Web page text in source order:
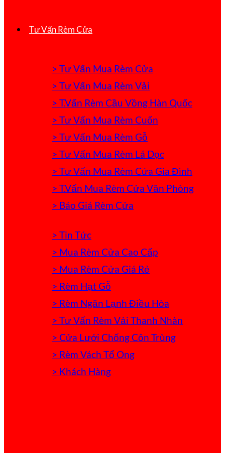
Tư Vấn Rèm Cửa
> Tư Vấn Mua Rèm Cửa
> Tư Vấn Mua Rèm Vải
> T.Vấn Rèm Cầu Vồng Hàn Quốc
> Tư Vấn Mua Rèm Cuốn
> Tư Vấn Mua Rèm Gỗ
> Tư Vấn Mua Rèm Lá Dọc
> Tư Vấn Mua Rèm Cửa Gia Đình
> T.Vấn Mua Rèm Cửa Văn Phòng
> Báo Giá Rèm Cửa
> Tin Tức
> Mua Rèm Cửa Cao Cấp
> Mua Rèm Cửa Giá Rẻ
> Rèm Hạt Gỗ
> Rèm Ngăn Lạnh Điều Hòa
> Tư Vấn Rèm Vải Thanh Nhàn
> Cửa Lưới Chống Côn Trùng
> Rèm Vách Tổ Ong
> Khách Hàng